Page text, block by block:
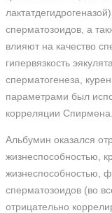
сперматозоидов, а
влияют на качество
гипервязкость
сперматогенеза,
параметрами был
корреляции Спирмена.
Альбумин оказался
жизнеспособностью,
жизнеспособностью,
сперматозоидов (во
отрицательно